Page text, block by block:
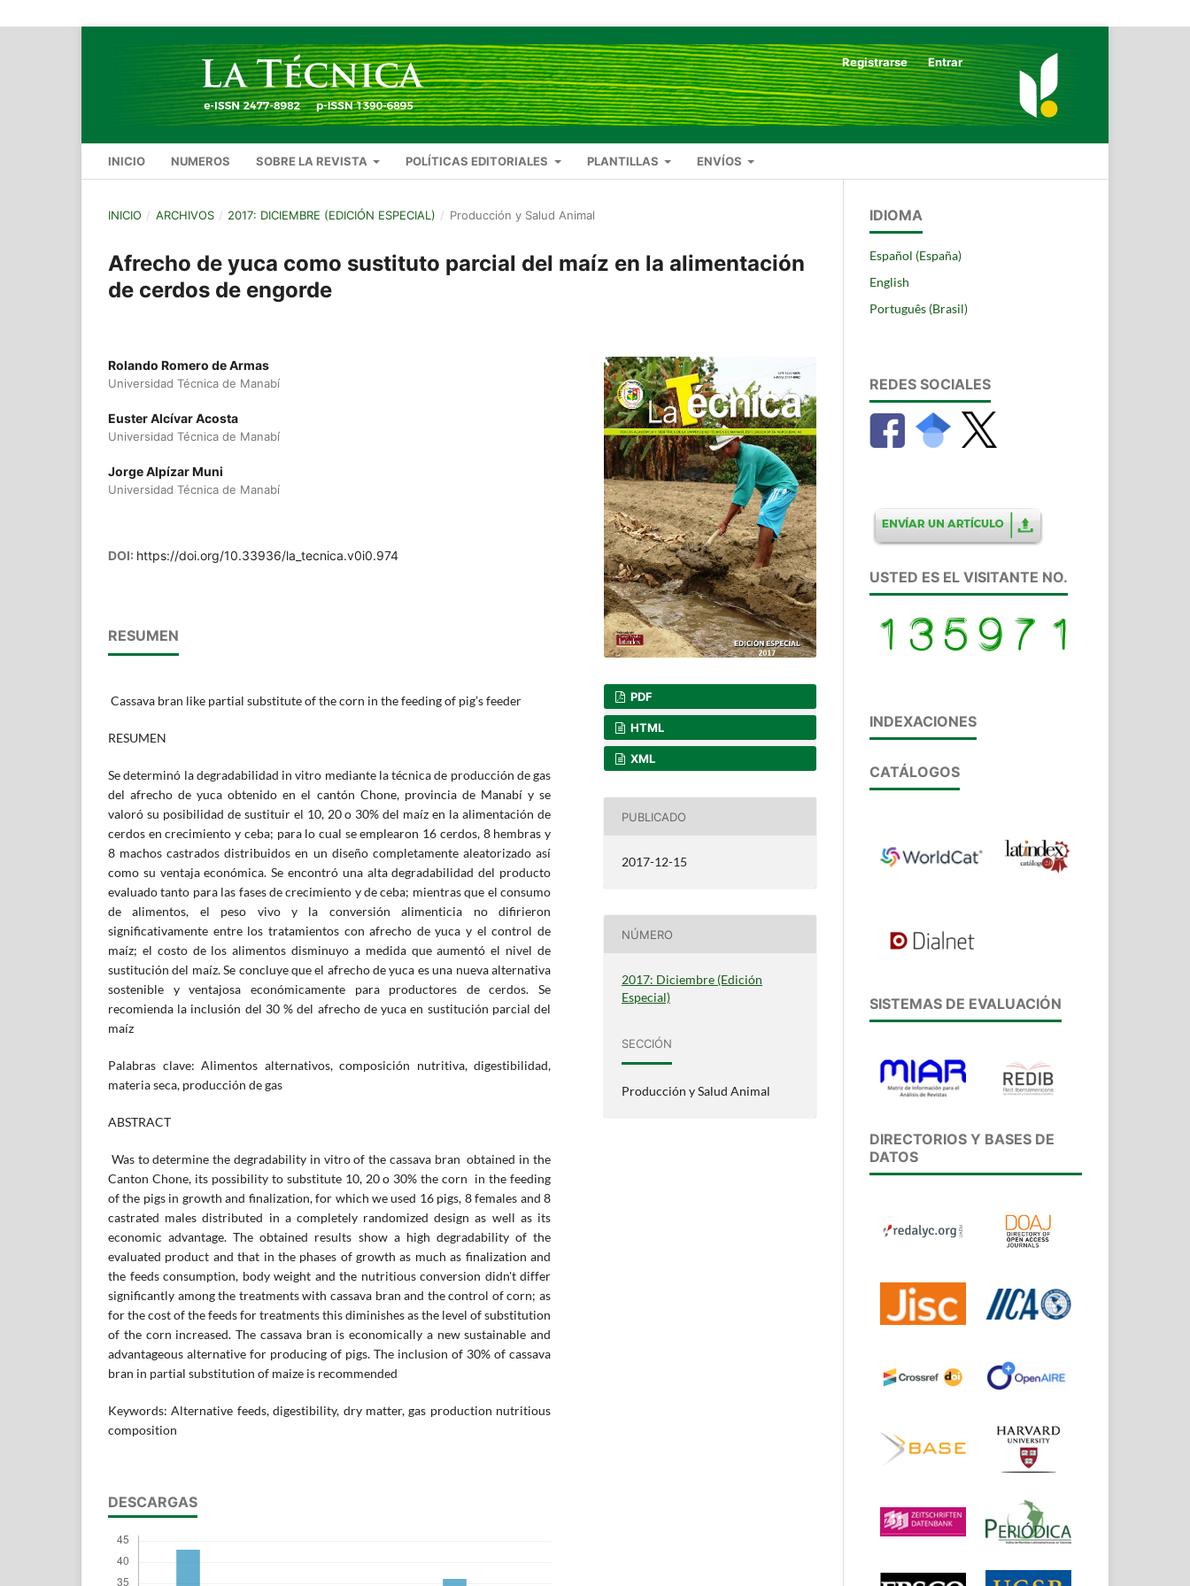
INICIO NUMEROS SOBRE LA REVISTA POLÍTICAS EDITORIALES PLANTILLAS ENVÍOS
Registrarse Entrar
INICIO / ARCHIVOS / 2017: DICIEMBRE (EDICIÓN ESPECIAL) / Producción y Salud Animal
Afrecho de yuca como sustituto parcial del maíz en la alimentación
de cerdos de engorde
Rolando Romero de Armas
Universidad Técnica de Manabí
Euster Alcívar Acosta
Universidad Técnica de Manabí
Jorge Alpízar Muni
Universidad Técnica de Manabí
DOI: https://doi.org/10.33936/la_tecnica.v0i0.974
RESUMEN
Cassava bran like partial substitute of the corn in the feeding of pig’s feeder
RESUMEN
Se determinó la degradabilidad in vitro mediante la técnica de producción de gas
del afrecho de yuca obtenido en el cantón Chone, provincia de Manabí y se
valoró su posibilidad de sustituir el 10, 20 o 30% del maíz en la alimentación de
cerdos en crecimiento y ceba; para lo cual se emplearon 16 cerdos, 8 hembras y
8 machos castrados distribuidos en un diseño completamente aleatorizado así
como su ventaja económica. Se encontró una alta degradabilidad del producto
evaluado tanto para las fases de crecimiento y de ceba; mientras que el consumo
de alimentos, el peso vivo y la conversión alimenticia no difirieron
significativamente entre los tratamientos con afrecho de yuca y el control de
maíz; el costo de los alimentos disminuyo a medida que aumentó el nivel de
sustitución del maíz. Se concluye que el afrecho de yuca es una nueva alternativa
sostenible y ventajosa económicamente para productores de cerdos. Se
recomienda la inclusión del 30 % del afrecho de yuca en sustitución parcial del
maíz
Palabras clave: Alimentos alternativos, composición nutritiva, digestibilidad,
materia seca, producción de gas
ABSTRACT
Was to determine the degradability in vitro of the cassava bran obtained in the
Canton Chone, its possibility to substitute 10, 20 o 30% the corn in the feeding
of the pigs in growth and finalization, for which we used 16 pigs, 8 females and 8
castrated males distributed in a completely randomized design as well as its
economic advantage. The obtained results show a high degradability of the
evaluated product and that in the phases of growth as much as finalization and
the feeds consumption, body weight and the nutritious conversion didn't differ
significantly among the treatments with cassava bran and the control of corn; as
for the cost of the feeds for treatments this diminishes as the level of substitution
of the corn increased. The cassava bran is economically a new sustainable and
advantageous alternative for producing of pigs. The inclusion of 30% of cassava
bran in partial substitution of maize is recommended
Keywords: Alternative feeds, digestibility, dry matter, gas production nutritious
composition
DESCARGAS
PDF
HTML
XML
PUBLICADO
2017-12-15
NÚMERO
2017: Diciembre (Edición
Especial)
SECCIÓN
Producción y Salud Animal
IDIOMA
Español (España)
English
Português (Brasil)
REDES SOCIALES
USTED ES EL VISITANTE NO.
INDEXACIONES
CATÁLOGOS
SISTEMAS DE EVALUACIÓN
DIRECTORIOS Y BASES DE
DATOS